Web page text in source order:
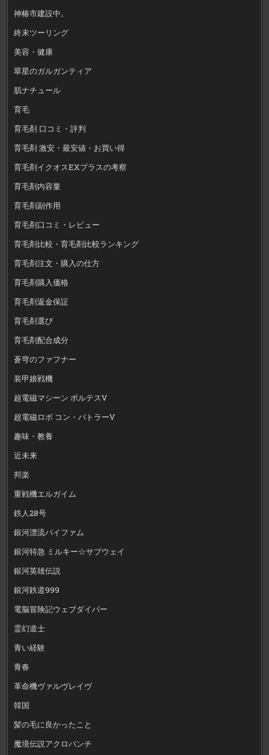
神椿市建設中。
終末ツーリング
美容・健康
翠星のガルガンティア
肌ナチュール
育毛
育毛剤 口コミ・評判
育毛剤 激安・最安値・お買い得
育毛剤イクオスEXプラスの考察
育毛剤内容量
育毛剤副作用
育毛剤口コミ・レビュー
育毛剤比較・育毛剤比較ランキング
育毛剤注文・購入の仕方
育毛剤購入価格
育毛剤返金保証
育毛剤選び
育毛剤配合成分
蒼穹のファフナー
装甲娘戦機
超電磁マシーン ボルテスV
超電磁ロボ コン・バトラーV
趣味・教養
近未来
邦楽
重戦機エルガイム
鉄人28号
銀河漂流バイファム
銀河特急 ミルキー☆サブウェイ
銀河英雄伝説
銀河鉄道999
電脳冒険記ウェブダイバー
霊幻道士
青い経験
青春
革命機ヴァルヴレイヴ
韓国
髪の毛に良かったこと
魔境伝説アクロバンチ